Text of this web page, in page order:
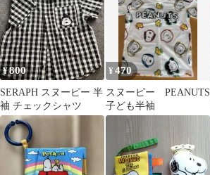
¥800
SERAPH スヌーピー 半
袖 チェックシャツ
¥470
スヌーピー PEANUTS
子ども半袖